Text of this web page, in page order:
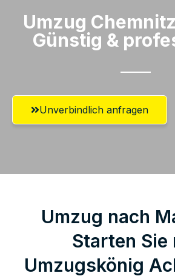
Umzug
Günstig &
Unverbindlich anfragen
Umzug nach
Starten Sie
Umzugskönig